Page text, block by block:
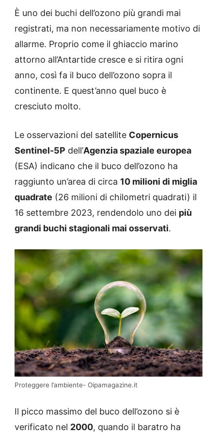
È uno dei buchi dell’ozono più grandi mai
registrati, ma non necessariamente motivo di
allarme. Proprio come il ghiaccio marino
attorno all’Antartide cresce e si ritira ogni
anno, così fa il buco dell’ozono sopra il
continente. E quest’anno quel buco è
cresciuto molto.
Le osservazioni del satellite Copernicus
Sentinel-5P dell’Agenzia spaziale europea
(ESA) indicano che il buco dell’ozono ha
raggiunto un’area di circa 10 milioni di miglia
quadrate (26 milioni di chilometri quadrati) il
16 settembre 2023, rendendolo uno dei più
grandi buchi stagionali mai osservati.
Proteggere l’ambiente- Oipamagazine.it
Il picco massimo del buco dell’ozono si è
verificato nel 2000, quando il baratro ha